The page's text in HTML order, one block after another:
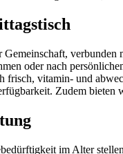
Gemeinschaft,
oder nach
frisch, vitamin- und
Zudem bieten
im Alter